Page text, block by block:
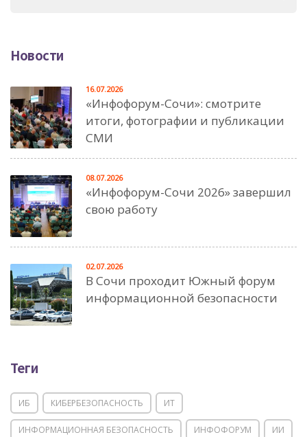
Новости
«Инфофорум-Сочи»: смотрите
итоги, фотографии и публикации
СМИ
16.07.2026
«Инфофорум-Сочи 2026» завершил
свою работу
08.07.2026
В Сочи проходит Южный форум
информационной безопасности
02.07.2026
Теги
ИБ КИБЕРБЕЗОПАСНОСТЬ ИТ
ИНФОРМАЦИОННАЯ БЕЗОПАСНОСТЬ ИНФОФОРУМ ИИ